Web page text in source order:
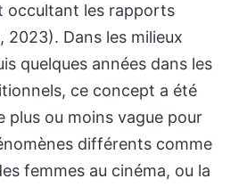
occultant les rapports
2023). Dans les milieux
quelques années dans les
ce concept a été
plus ou moins vague pour
différents comme
femmes au cinéma, ou la